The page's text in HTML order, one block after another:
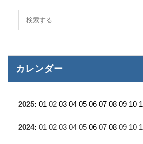
カレンダー
2025: 01 02 03 04 05 06 07 08 09 10
2024: 01 02 03 04 05 06 07 08 09 10